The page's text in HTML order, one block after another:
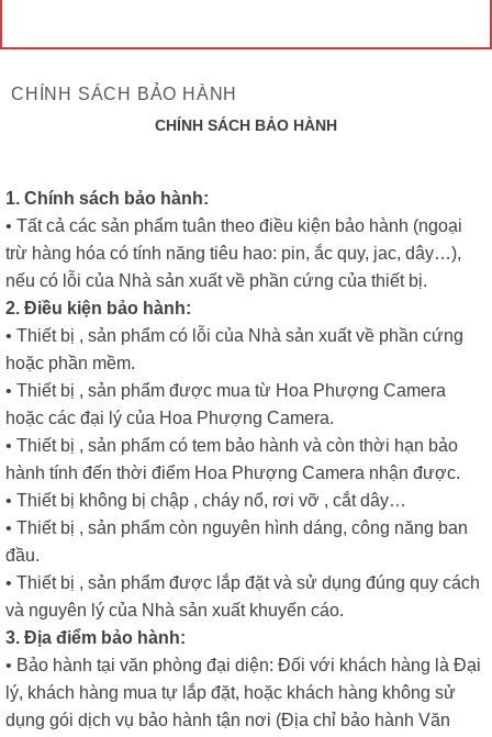
CHÍNH SÁCH BẢO HÀNH
CHÍNH SÁCH BẢO HÀNH
1. Chính sách bảo hành:
• Tất cả các sản phẩm tuân theo điều kiện bảo hành (ngoại
trừ hàng hóa có tính năng tiêu hao: pin, ắc quy, jac, dây…),
nếu có lỗi của Nhà sản xuất về phần cứng của thiết bị.
2. Điều kiện bảo hành:
• Thiết bị , sản phẩm có lỗi của Nhà sản xuất về phần cứng
hoặc phần mềm.
• Thiết bị , sản phẩm được mua từ Hoa Phượng Camera
hoặc các đại lý của Hoa Phượng Camera.
• Thiết bị , sản phẩm có tem bảo hành và còn thời hạn bảo
hành tính đến thời điểm Hoa Phượng Camera nhận được.
• Thiết bị không bị chập , cháy nổ, rơi vỡ , cắt dây…
• Thiết bị , sản phẩm còn nguyên hình dáng, công năng ban
đầu.
• Thiết bị , sản phẩm được lắp đặt và sử dụng đúng quy cách
và nguyên lý của Nhà sản xuất khuyến cáo.
3. Địa điểm bảo hành:
• Bảo hành tại văn phòng đại diện: Đối với khách hàng là Đại
lý, khách hàng mua tự lắp đặt, hoặc khách hàng không sử
dụng gói dịch vụ bảo hành tận nơi (Địa chỉ bảo hành Văn